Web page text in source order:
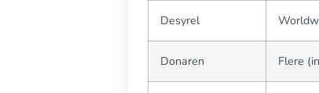
Desyrel
Donaren Flere